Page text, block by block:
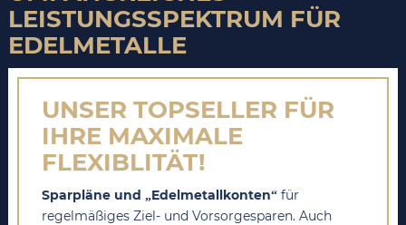
LEISTUNGSSPEKTRUM FÜR
EDELMETALLE
UNSER TOPSELLER FÜR
IHRE MAXIMALE
FLEXIBLITÄT!
Sparpläne und „Edelmetallkonten“für
regelmäßiges Ziel- und Vorsorgesparen. Auch